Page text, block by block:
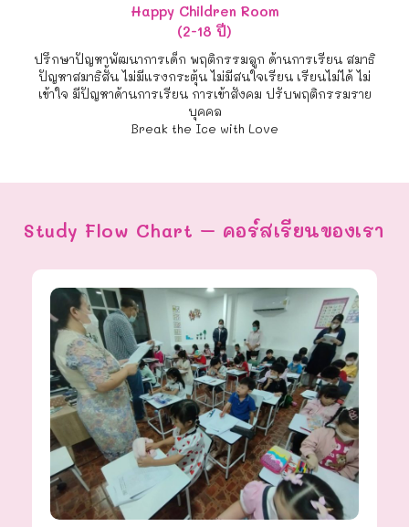
Happy Children Room
(2-18 ปี)
ปรึกษาปัญหาพัฒนาการเด็ก พฤติกรรมลูก ด้านการเรียน สมาธิ
ปัญหาสมาธิสั้น ไม่มีแรงกระตุ้น ไม่มีสนใจเรียน เรียนไม่ได้ ไม่
เข้าใจ มีปัญหาด้านการเรียน การเข้าสังคม ปรับพฤติกรรมราย
บุคคล
Break the Ice with Love
Study Flow Chart – คอร์สเรียนของเรา